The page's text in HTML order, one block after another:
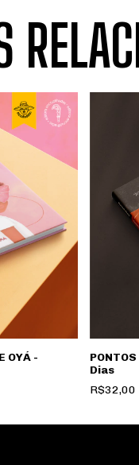
OYÁ -
Dias
R$32,00